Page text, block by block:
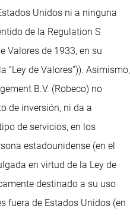
Unidos ni a ninguna
de la Regulation S
Valores de 1933, en su
“Ley de Valores”)). Asimismo,
B.V. (Robeco) no
de inversión, ni da a
de servicios, en los
estadounidense (en el
en virtud de la Ley de
destinado a su uso
fuera de Estados Unidos (en